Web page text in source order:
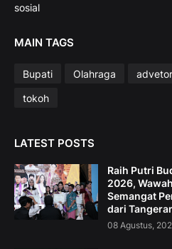
sosial
MAIN TAGS
Bupati Olahraga
tokoh
LATEST POSTS
Raih Putri
2026,
Semangat
dari
08 Agustus,